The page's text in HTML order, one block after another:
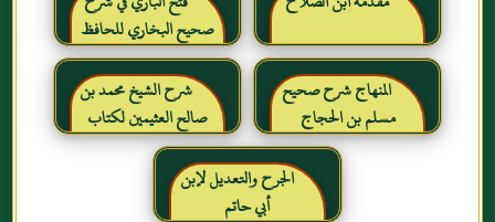
صحيح البخاري للحافظ
ابن حجر العسقلاني
المنهاج شرح صحيح
مسلم بن الحجاج
شرح الشيخ محمد بن
صالح العثيمين لكتاب
رياض الصالحين للإمام
النووي رحمهم الله تعالىالجرح والتعديل لإبن
أبي حاتم